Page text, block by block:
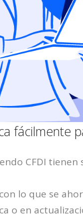
fácilmente
CFDI
lo que se
o en